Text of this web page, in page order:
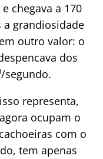
chegava a 170
grandiosidade
outro valor: o
dos
segundo.
representa,
ocupam o
com o
tem apenas